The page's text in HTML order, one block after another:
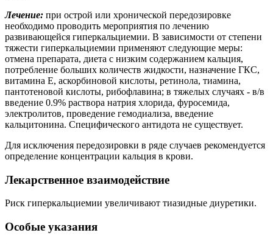
Лечение: при острой или хронической передозировке
необходимо проводить мероприятия по лечению
развивающейся гиперкальциемии. В зависимости от степени
тяжести гиперкальциемии применяют следующие меры:
отмена препарата, диета с низким содержанием кальция,
потребление больших количеств жидкости, назначение ГКС,
витамина Е, аскорбиновой кислоты, ретинола, тиамина,
пантотеновой кислоты, рибофлавина; в тяжелых случаях - в/в
введение 0.9% раствора натрия хлорида, фуросемида,
электролитов, проведение гемодиализа, введение
кальцитонина. Специфического антидота не существует.
Для исключения передозировки в ряде случаев рекомендуется
определение концентрации кальция в крови.
Лекарственное взаимодействие
Риск гиперкальциемии увеличивают тиазидные диуретики.
Особые указания